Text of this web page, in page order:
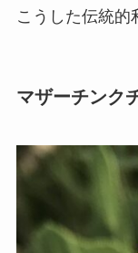
こうした伝統的
マザーチンク